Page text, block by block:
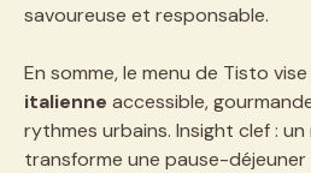
savoureuse et responsable.
En somme, le menu de Tisto
italienne accessible,
rythmes urbains. Insight clef :
transforme une pause-déjeuner